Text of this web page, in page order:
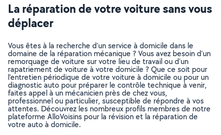
La réparation de votre voiture sans vous
déplacer
Vous êtes à la recherche d’un service à domicile dans le
domaine de la réparation mécanique ? Vous avez besoin d’un
remorquage de voiture sur votre lieu de travail ou d’un
rapatriement de voiture à votre domicile ? Que ce soit pour
l’entretien périodique de votre voiture à domicile ou pour un
diagnostic auto pour préparer le contrôle technique à venir,
faites appel à un mécanicien près de chez vous,
professionnel ou particulier, susceptible de répondre à vos
attentes. Découvrez les nombreux profils membres de notre
plateforme AlloVoisins pour la révision et la réparation de
votre auto à domicile.